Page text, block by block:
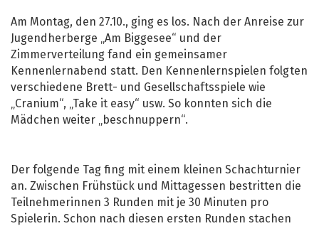
Am Montag, den 27.10., ging es los. Nach der Anreise zur
Jugendherberge „Am Biggesee“ und der
Zimmerverteilung fand ein gemeinsamer
Kennenlernabend statt. Den Kennenlernspielen folgten
verschiedene Brett- und Gesellschaftsspiele wie
„Cranium“, „Take it easy“ usw. So konnten sich die
Mädchen weiter „beschnuppern“.
Der folgende Tag fing mit einem kleinen Schachturnier
an. Zwischen Frühstück und Mittagessen bestritten die
Teilnehmerinnen 3 Runden mit je 30 Minuten pro
Spielerin. Schon nach diesen ersten Runden stachen